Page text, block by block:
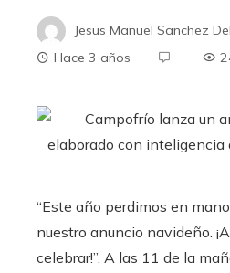
Jesus Manuel Sanchez
Hace 3 años
“Este año perdimos en
nuestro anuncio navideño.
celebrar!”. A las 11 de la